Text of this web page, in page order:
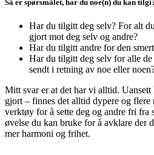
Så er spørsmålet, har du noe(n) du kan
Har du tilgitt deg selv? For alt
gjort mot deg selv og andre?
Har du tilgitt andre for den
Har du tilgitt deg selv for alle
sendt i retning av noe eller
Mitt svar er at det har vi alltid.
gjort – finnes det alltid dypere og flere
verktøy for å sette deg og andre fri fra
øvelse du kan bruke for å avklare der
mer harmoni og frihet.